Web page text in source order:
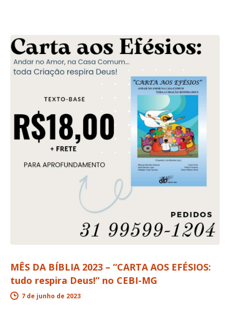
MÊS DA BÍBLIA 2023 – “CARTA AOS EFÉSIOS:
tudo respira Deus!” no CEBI-MG
7 de junho de 2023